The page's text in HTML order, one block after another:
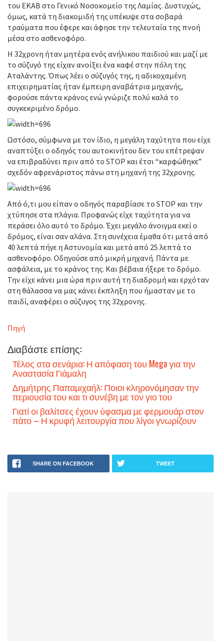
του ΕΚΑΒ στο Γενικό Νοσοκομείο της Λαμίας. Δυστυχώς,
όμως, κατά τη διακομιδή της υπέκυψε στα σοβαρά
τραύματα που έφερε και άφησε την τελευταία της πνοή
μέσα στο ασθενοφόρο.
Η 32χρονη ήταν μητέρα ενός ανήλικου παιδιού και μαζί με
το σύζυγό της είχαν ανοίξει ένα καφέ στην πόλη της
Αταλάντης. Όπως λέει ο σύζυγός της, η αδικοχαμένη
επιχειρηματίας ήταν έμπειρη αναβάτρια μηχανής,
φορούσε πάντα κράνος ενώ γνώριζε πολύ καλά το
συγκεκριμένο δρόμο.
Ωστόσο, σύμφωνα με τον ίδιο, η μεγάλη ταχύτητα που είχε
αναπτύξει ο οδηγός του αυτοκινήτου δεν του επέτρεψαν
να επιβραδύνει πριν από το STOP και έτσι “καρφώθηκε”
σχεδόν αφρενάριστος πάνω στη μηχανή της 32χρονης.
Από ό,τι μου είπαν ο οδηγός παραβίασε το STOP και την
χτύπησε στα πλάγια. Προφανώς είχε ταχύτητα για να
περάσει όλο αυτό το δρόμο. Έχει μεγάλο άνοιγμα εκεί ο
δρόμος, είναι σαν αλάνα. Στη συνέχεια έμαθα ότι μετά από
40 λεπτά πήγε η Αστυνομία και μετά από 25 λεπτά το
ασθενοφόρο. Οδηγούσε από μικρή μηχανή. Πάντα με
ασφάλεια, με το κράνος της. Και βέβαια ήξερε το δρόμο.
Την είχε κάνει μια ώρα πριν αυτή τη διαδρομή και ερχόταν
στη θάλασσα να μας κάνει έκπληξη που ήμασταν με το
παιδί, αναφέρει ο σύζυγος της 32χρονης.
Πηγή
Διαβάστε επίσης:
Τέλος στα σενάρια: Η απόφαση του Mega για την
Αναστασία Γιάμαλη
Δημήτρης Παπαμιχαήλ: Ποιοι κληρονόμησαν την
περιουσία του και τι συνέβη με τον γιο του
Γιατί οι βαλίτσες έχουν ύφασμα με φερμουάρ στον
πάτο – Η κρυφή λειτουργία που λίγοι γνωρίζουν
SHARE ON FACEBOOK TWEET